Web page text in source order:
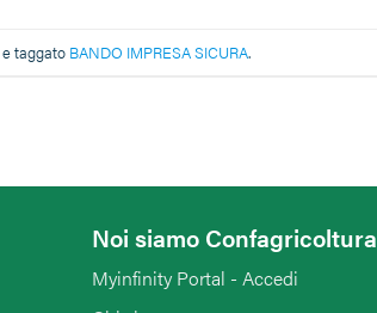
e taggato BANDO IMPRESA SICURA.
Noi siamo Confagricoltura
Myinfinity Portal - Accedi